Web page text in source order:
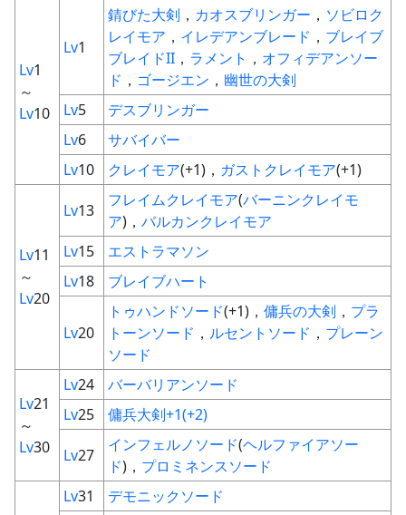
Lv1
～
Lv10
Lv1
錆びた大剣 ， カオスブリンガー ， ソビロク
レイモア ， イレデアンブレード ， ブレイブ
ブレイドII ， ラメント ， オフィデアンソー
ド ， ゴージエン ， 幽世の大剣
Lv5
デスブリンガー
Lv6
サバイバー
Lv10 クレイモア(+1)， ガストクレイモア(+1)
Lv11
～
Lv20
Lv13
フレイムクレイモア(バーニンクレイモ
ア)， バルカンクレイモア
Lv15
エストラマソン
Lv18 ブレイブハート
Lv20
トゥハンドソード(+1)， 傭兵の大剣 ， プラ
トーンソード ， ルセントソード ， プレーン
ソード
Lv21
～
Lv30
Lv24
バーバリアンソード
Lv25 傭兵大剣+1(+2)
Lv27
インフェルノソード(ヘルファイアソー
ド)， プロミネンスソード
Lv31
デモニックソード